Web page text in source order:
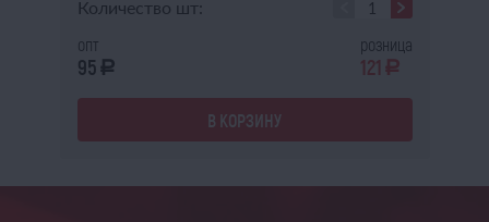
Количество шт:
опт
95 a
розница
121 a
В КОРЗИНУ